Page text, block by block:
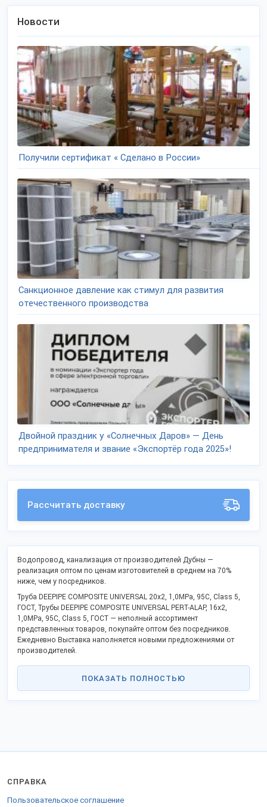
Новости
Получили сертификат « Сделано в России»
Санкционное давление как стимул для развития
отечественного производства
Двойной праздник у «Солнечных Даров» — День
предпринимателя и звание «Экспортёр года 2025»!
Рассчитать доставку
Водопровод, канализация от производителей Дубны —
реализация оптом по ценам изготовителей в среднем на 70%
ниже, чем у посредников.
Труба DEEPIPE COMPOSITE UNIVERSAL 20x2, 1,0MPa, 95C, Class 5,
ГОСТ, Трубы DEEPIPE COMPOSITE UNIVERSAL PERT-ALAP, 16x2,
1,0MPa, 95C, Class 5, ГОСТ — неполный ассортимент
представленных товаров, покупайте оптом без посредников.
Ежедневно Выставка наполняется новыми предложениями от
производителей.
Для заказа доступны продукция малых и крупных торговых
Качество отвечает ГОСТ или техническим условиям, не
сотрудничества.
ПОКАЗАТЬ ПОЛНОСТЬЮ
СПРАВКА
Пользовательское соглашение